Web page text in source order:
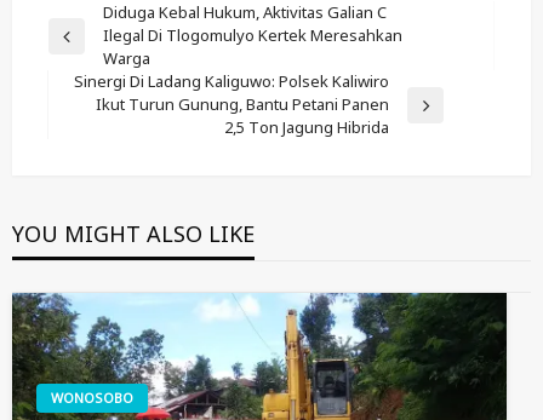
Navigation
Previous
Diduga Kebal Hukum, Aktivitas Galian C
Ilegal Di Tlogomulyo Kertek Meresahkan
Warga
Next
Sinergi Di Ladang Kaliguwo: Polsek Kaliwiro
Ikut Turun Gunung, Bantu Petani Panen
2,5 Ton Jagung Hibrida
YOU MIGHT ALSO LIKE
WONOSOBO